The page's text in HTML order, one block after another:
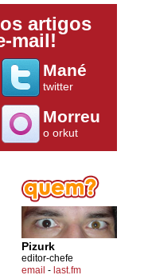
artigos
mail!
Mané
twitter
Morreu
o orkut
Pizurk
editor-chefe
email - last.fm